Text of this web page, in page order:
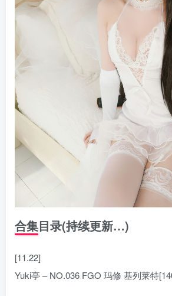
合集目录(持续更新…)
[11.22]
Yuki亭 – NO.036 FGO 玛修 基列莱特